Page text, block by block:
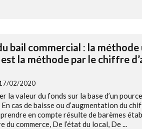
bail commercial : la
la méthode par le chiffre
02/2020
la valeur du fonds sur la base d’un
cas de baisse ou d’augmentation du
en compte résulte de barèmes
commerce, De l’état du local, De ...